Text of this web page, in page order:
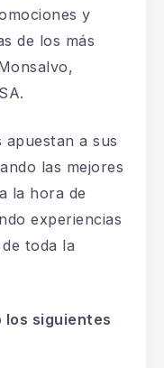
y
de los más
apuestan a sus
las mejores
la hora de
experiencias
toda la
los siguientes